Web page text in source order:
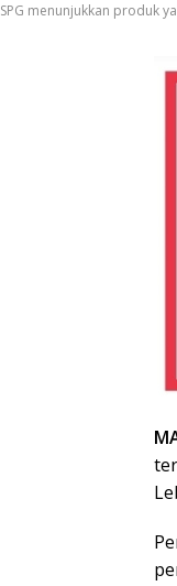
SPG menunjukkan produk